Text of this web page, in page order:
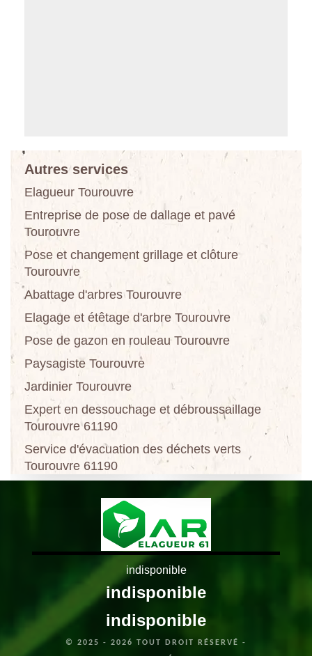
Autres services
Elagueur Tourouvre
Entreprise de pose de dallage et pavé
Tourouvre
Pose et changement grillage et clôture
Tourouvre
Abattage d'arbres Tourouvre
Elagage et étêtage d'arbre Tourouvre
Pose de gazon en rouleau Tourouvre
Paysagiste Tourouvre
Jardinier Tourouvre
Expert en dessouchage et débroussaillage
Tourouvre 61190
Service d'évacuation des déchets verts
Tourouvre 61190
indisponible
indisponible
indisponible
© 2025 - 2026 TOUT DROIT RÉSERVÉ -